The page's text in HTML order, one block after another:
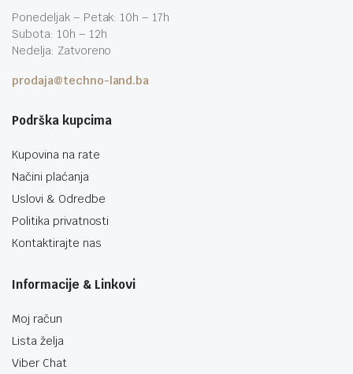
Ponedeljak – Petak: 10h – 17h
Subota: 10h – 12h
Nedelja: Zatvoreno
prodaja@techno-land.ba
Podrška kupcima
Kupovina na rate
Načini plaćanja
Uslovi & Odredbe
Politika privatnosti
Kontaktirajte nas
Informacije & Linkovi
Moj račun
Lista želja
Viber Chat